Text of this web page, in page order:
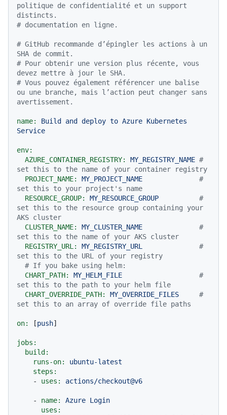
politique de confidentialité et un support
distincts.
# documentation en ligne.
# GitHub recommande d’épingler les actions à un
SHA de commit.
# Pour obtenir une version plus récente, vous
devez mettre à jour le SHA.
# Vous pouvez également référencer une balise
ou une branche, mais l’action peut changer sans
avertissement.
name: Build and deploy to Azure Kubernetes
Service
env:
AZURE_CONTAINER_REGISTRY:
MY_REGISTRY_NAME #
set this to the name of your container registry
PROJECT_NAME:
MY_PROJECT_NAME
#
set this to your project's name
RESOURCE_GROUP:
MY_RESOURCE_GROUP
#
set this to the resource group containing your
AKS cluster
CLUSTER_NAME:
MY_CLUSTER_NAME
#
set this to the name of your AKS cluster
REGISTRY_URL:
MY_REGISTRY_URL
#
set this to the URL of your registry
# If you bake using helm:
CHART_PATH:
MY_HELM_FILE
#
set this to the path to your helm file
CHART_OVERRIDE_PATH:
MY_OVERRIDE_FILES
#
set this to an array of override file paths
on: [push]
jobs:
build:
runs-on:
ubuntu-latest
steps:
-
uses: actions/checkout@v6
- name: Azure Login
uses: